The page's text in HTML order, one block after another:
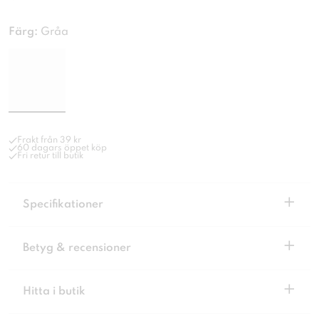
Färg: Gråa
Frakt från 39 kr
60 dagars öppet köp
Fri retur till butik
Specifikationer +
Betyg & recensioner +
Hitta i butik +